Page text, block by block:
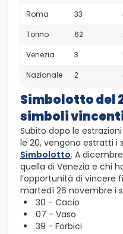
Roma
33
Torino
62
Venezia
3
Nazionale
2
Simbolotto del
simboli
Subito dopo le
le 20, vengono estratti i
Simbolotto. A
quella di Venezia e chi
l’opportunità di vincere
martedì 26 novembre i
30 - Cacio
07 - Vaso
39 - Forbici